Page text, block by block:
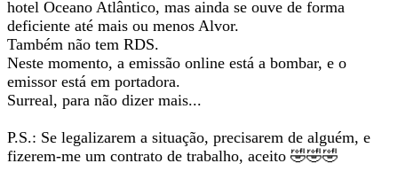
hotel Oceano Atlântico, mas ainda se ouve de forma
deficiente até mais ou menos Alvor.
Também não tem RDS.
Neste momento, a emissão online está a bombar, e o
emissor está em portadora.
Surreal, para não dizer mais...
P.S.: Se legalizarem a situação, precisarem de alguém, e
fizerem-me um contrato de trabalho, aceito 🤣🤣🤣